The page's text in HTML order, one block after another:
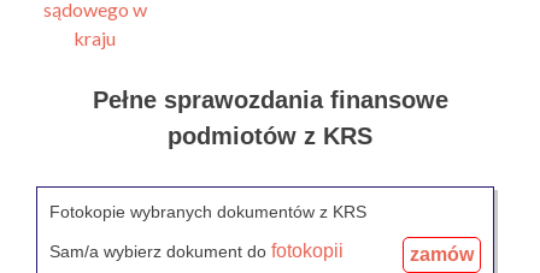
Pełne sprawozdania finansowe
podmiotów z KRS
Fotokopie wybranych dokumentów z KRS
Sam/a wybierz dokument do fotokopii zamów